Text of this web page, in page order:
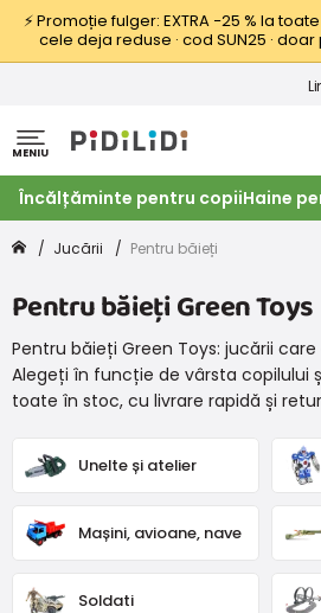
⚡ Promoție fulger: EXTRA −25 % la
cele deja reduse · cod SUN25 ·
MENIU
Încălțăminte pentru copiiHaine
Jucării Pentru băieți
Pentru băieți Green Toys
Pentru băieți Green Toys: jucării
Alegeți în funcție de vârsta copilului
toate în stoc, cu livrare rapidă și
Unelte și atelier
Mașini, avioane, nave
Soldati